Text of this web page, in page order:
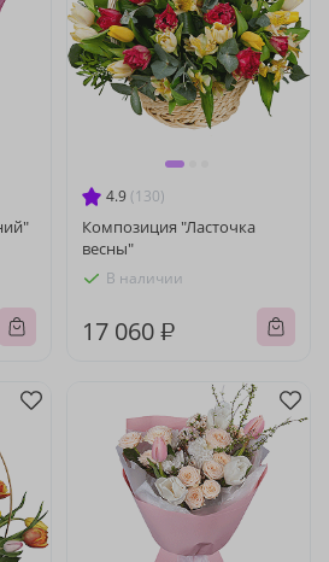
4.9 (130)
Композиция "Ласточка
весны"
В наличии
17 060 ₽